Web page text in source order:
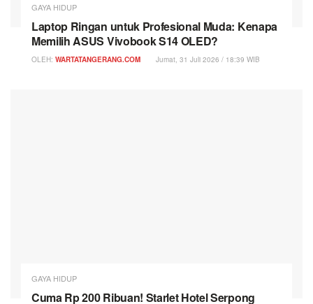
GAYA HIDUP
Laptop Ringan untuk Profesional Muda: Kenapa
Memilih ASUS Vivobook S14 OLED?
OLEH: WARTATANGERANG.COM Jumat, 31 Juli 2026 / 18:39 WIB
GAYA HIDUP
Cuma Rp 200 Ribuan! Starlet Hotel Serpong